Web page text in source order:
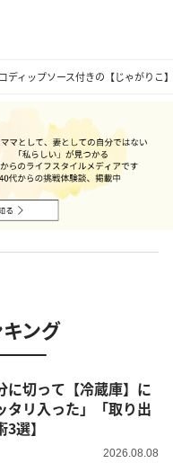
ディップソース付きの【じゃがりこ
ング
に切って【冷蔵庫】に
タリ入った」「取り出
選】
2026.08.08